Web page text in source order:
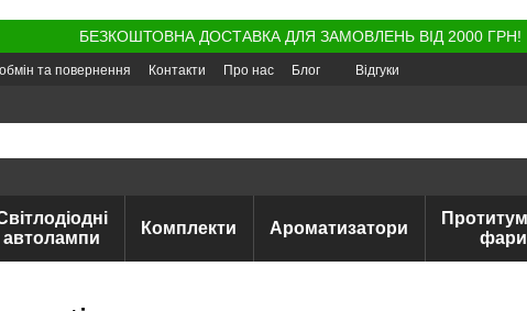
БЕЗКОШТОВНА ДОСТАВКА ДЛЯ ЗАМОВЛЕНЬ ВІД 2000 ГРН!
та повернення Контакти Про нас Блог Відгуки
автолампи
Комплекти Ароматизатори
фари